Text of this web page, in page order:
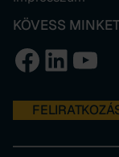
KÖVESS
Facebook LinkedIn YouTube